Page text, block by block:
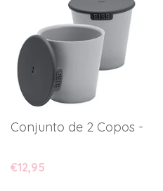
Conjunto de 2 Copos -
€12,95